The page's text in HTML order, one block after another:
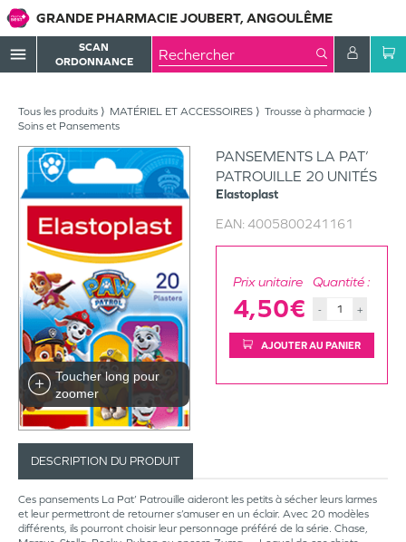
GRANDE PHARMACIE JOUBERT, ANGOULÊME
menu
SCAN
ORDONNANCE
Tous les produits MATÉRIEL ET ACCESSOIRES
Trousse à pharmacie
Soins et Pansements
Toucher long pour
zoomer
PANSEMENTS LA PAT’
PATROUILLE 20 UNITÉS
Elastoplast
EAN: 4005800241161
Prix unitaire
4,50€
Quantité :
- +
AJOUTER AU PANIER
DESCRIPTION DU PRODUIT
Ces pansements La Pat’ Patrouille aideront les petits à sécher leurs larmes
et leur permettront de retourner s’amuser en un éclair. Avec 20 modèles
différents, ils pourront choisir leur personnage préféré de la série. Chase,